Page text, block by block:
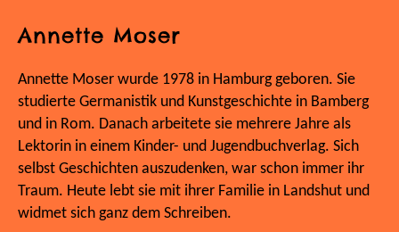
Annette Moser
Annette Moser wurde 1978 in Hamburg geboren. Sie
studierte Germanistik und Kunstgeschichte in Bamberg
und in Rom. Danach arbeitete sie mehrere Jahre als
Lektorin in einem Kinder- und Jugendbuchverlag. Sich
selbst Geschichten auszudenken, war schon immer ihr
Traum. Heute lebt sie mit ihrer Familie in Landshut und
widmet sich ganz dem Schreiben.